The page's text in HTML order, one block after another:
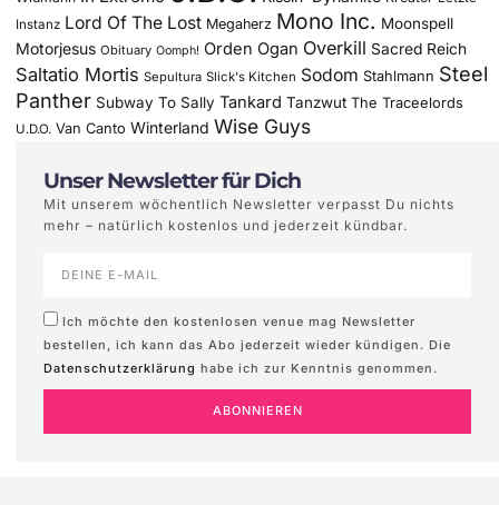
Instanz Lord Of The Lost Megaherz Mono Inc. Moonspell
Motorjesus Obituary Oomph! Orden Ogan Overkill Sacred Reich
Saltatio Mortis Sepultura Slick's Kitchen Sodom Stahlmann Steel
Panther Subway To Sally Tankard Tanzwut The Traceelords
U.D.O. Van Canto Winterland Wise Guys
Unser Newsletter für Dich
Mit unserem wöchentlich Newsletter verpasst Du nichts
mehr – natürlich kostenlos und jederzeit kündbar.
Ich möchte den kostenlosen venue mag Newsletter
bestellen, ich kann das Abo jederzeit wieder kündigen. Die
Datenschutzerklärung habe ich zur Kenntnis genommen.
ABONNIEREN